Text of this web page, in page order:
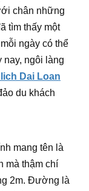
chân những
tìm thấy một
ngày có thể
nay, ngôi làng
Dai Loan
du khách
mang tên là
mà thậm chí
2m. Đường là